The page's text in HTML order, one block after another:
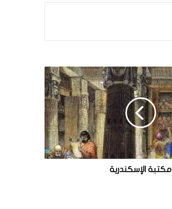
مكتبة الإسكندرية